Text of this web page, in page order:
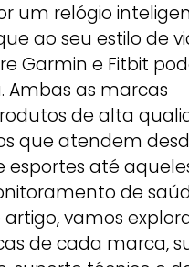
um relógio
ao seu estilo de
Garmin e Fitbit
Ambas as marcas
de alta
que atendem
esportes até
de
artigo, vamos
de cada marca,